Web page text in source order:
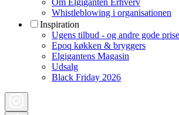
Om Elgiganten Erhverv
Whistleblowing i organisationen
Inspiration
Ugens tilbud - og andre gode
Epoq køkken & bryggers
Elgigantens Magasin
Udsalg
Black Friday 2026